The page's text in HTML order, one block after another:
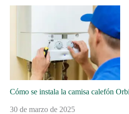
Cómo se instala la camisa calefón
30 de marzo de 2025